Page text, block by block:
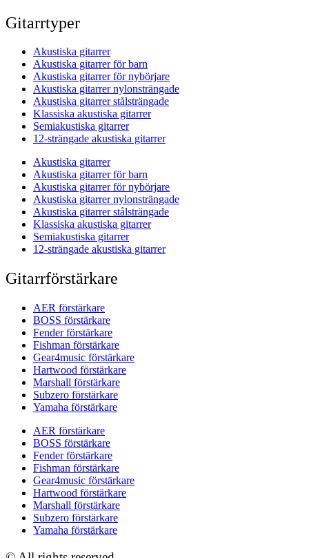
Gitarrtyper
Akustiska gitarrer
Akustiska gitarrer för barn
Akustiska gitarrer för nybörjare
Akustiska gitarrer nylonsträngade
Akustiska gitarrer stålsträngade
Klassiska akustiska gitarrer
Semiakustiska gitarrer
12-strängade akustiska gitarrer
Akustiska gitarrer
Akustiska gitarrer för barn
Akustiska gitarrer för nybörjare
Akustiska gitarrer nylonsträngade
Akustiska gitarrer stålsträngade
Klassiska akustiska gitarrer
Semiakustiska gitarrer
12-strängade akustiska gitarrer
Gitarrförstärkare
AER förstärkare
BOSS förstärkare
Fender förstärkare
Fishman förstärkare
Gear4music förstärkare
Hartwood förstärkare
Marshall förstärkare
Subzero förstärkare
Yamaha förstärkare
AER förstärkare
BOSS förstärkare
Fender förstärkare
Fishman förstärkare
Gear4music förstärkare
Hartwood förstärkare
Marshall förstärkare
Subzero förstärkare
Yamaha förstärkare